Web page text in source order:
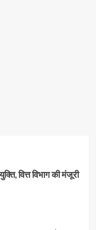
वित्त विभाग की मंजूरी